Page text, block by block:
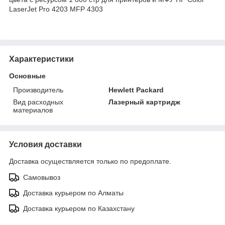
LaserJet Pro 4203 MFP 4303
Характеристики
Основные
Производитель
Hewlett Packard
Вид расходных
материалов
Лазерный картридж
Условия доставки
Доставка осуществляется только по предоплате.
Самовывоз
Доставка курьером по Алматы
Доставка курьером по Казахстану